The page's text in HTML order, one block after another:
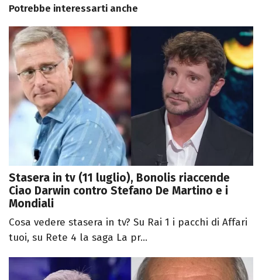
Potrebbe interessarti anche
Stasera in tv (11 luglio), Bonolis riaccende
Ciao Darwin contro Stefano De Martino e i
Mondiali
Cosa vedere stasera in tv? Su Rai 1 i pacchi di Affari
tuoi, su Rete 4 la saga La pr...